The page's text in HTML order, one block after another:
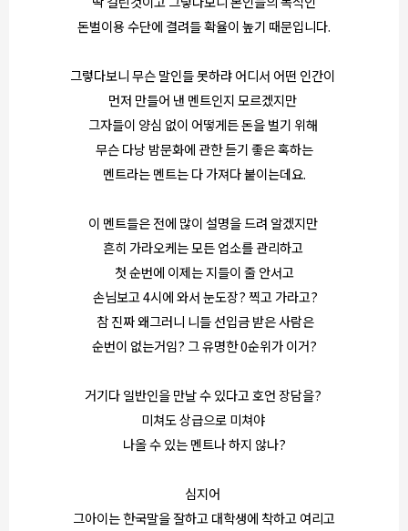
돈벌이용 수단에 결려들 확율이 높기 때문입니다.
그렇다보니 무슨 말인들 못하랴 어디서 어떤 인간이
먼저 만들어 낸 멘트인지 모르겠지만
그자들이 양심 없이 어떻게든 돈을 벌기 위해
무슨 다낭 밤문화에 관한 듣기 좋은 혹하는
멘트라는 멘트는 다 가져다 붙이는데요.
이 멘트들은 전에 많이 설명을 드려 알겠지만
흔히 가라오케는 모든 업소를 관리하고
첫 순번에 이제는 지들이 줄 안서고
손님보고 4시에 와서 눈도장? 찍고 가라고?
참 진짜 왜그러니 니들 선입금 받은 사람은
순번이 없는거임? 그 유명한 0순위가 이거?
거기다 일반인을 만날 수 있다고 호언 장담을?
미쳐도 상급으로 미쳐야
나올 수 있는 멘트나 하지 않나?
심지어
그아이는 한국말을 잘하고 대학생에 착하고 여리고